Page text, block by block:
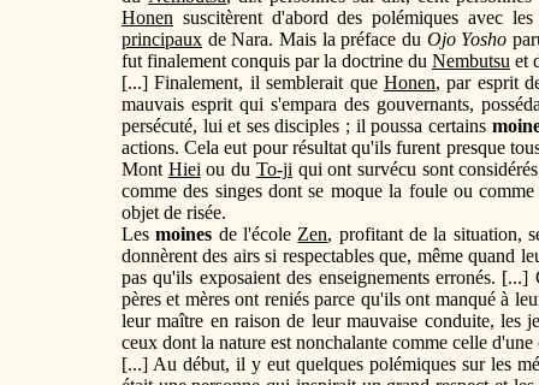
Honen suscitèrent d'abord des polémiques avec
principaux de Nara. Mais la préface du Ojo Yosho
fut finalement conquis par la doctrine du Nembutsu et
[...] Finalement, il semblerait que Honen, par esprit
mauvais esprit qui s'empara des gouvernants,
persécuté, lui et ses disciples ; il poussa certains
actions. Cela eut pour résultat qu'ils furent presque
Mont Hiei ou du To-ji qui ont survécu sont
comme des singes dont se moque la foule ou
objet de risée.
Lesmoines de l'école Zen, profitant de la situation,
donnèrent des airs si respectables que, même quand
pas qu'ils exposaient des enseignements erronés.
pères et mères ont reniés parce qu'ils ont manqué à
leur maître en raison de leur mauvaise conduite, les
ceux dont la nature est nonchalante comme celle d'une
[...] Au début, il y eut quelques polémiques sur les